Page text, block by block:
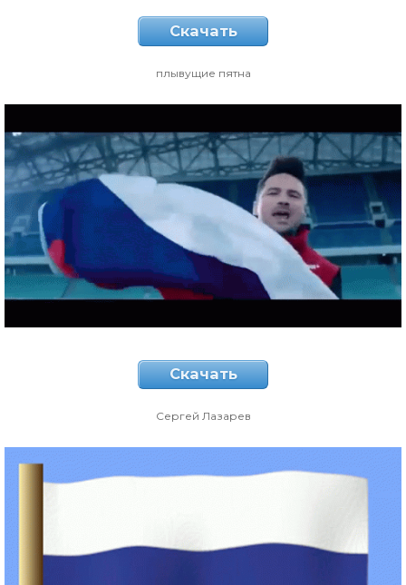
Скачать
плывущие пятна
Скачать
Сергей Лазарев